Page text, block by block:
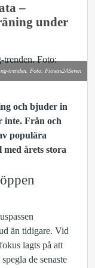
–
under
trenden. Foto: Fitness24Seven
och bjuder in
inte. Från och
populära
årets stora
än tidigare. Vid
lagts på att
de senaste